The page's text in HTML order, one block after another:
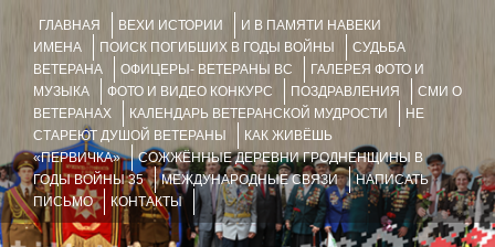
ГЛАВНАЯ ВЕХИ ИСТОРИИ
И В ПАМЯТИ НАВЕКИ
ИМЕНА
ПОИСК ПОГИБШИХ В ГОДЫ ВОЙНЫ
СУДЬБА
ВЕТЕРАНА
ОФИЦЕРЫ- ВЕТЕРАНЫ ВС
ГАЛЕРЕЯ ФОТО И
МУЗЫКА
ФОТО И ВИДЕО КОНКУРС ПОЗДРАВЛЕНИЯ
СМИ О
ВЕТЕРАНАХ
КАЛЕНДАРЬ ВЕТЕРАНСКОЙ МУДРОСТИ
НЕ
СТАРЕЮТ ДУШОЙ ВЕТЕРАНЫ
КАК ЖИВЁШЬ
«ПЕРВИЧКА»
СОЖЖЁННЫЕ ДЕРЕВНИ ГРОДНЕНЩИНЫ В
ГОДЫ ВОЙНЫ 35
МЕЖДУНАРОДНЫЕ СВЯЗИ
НАПИСАТЬ
ПИСЬМО
КОНТАКТЫ